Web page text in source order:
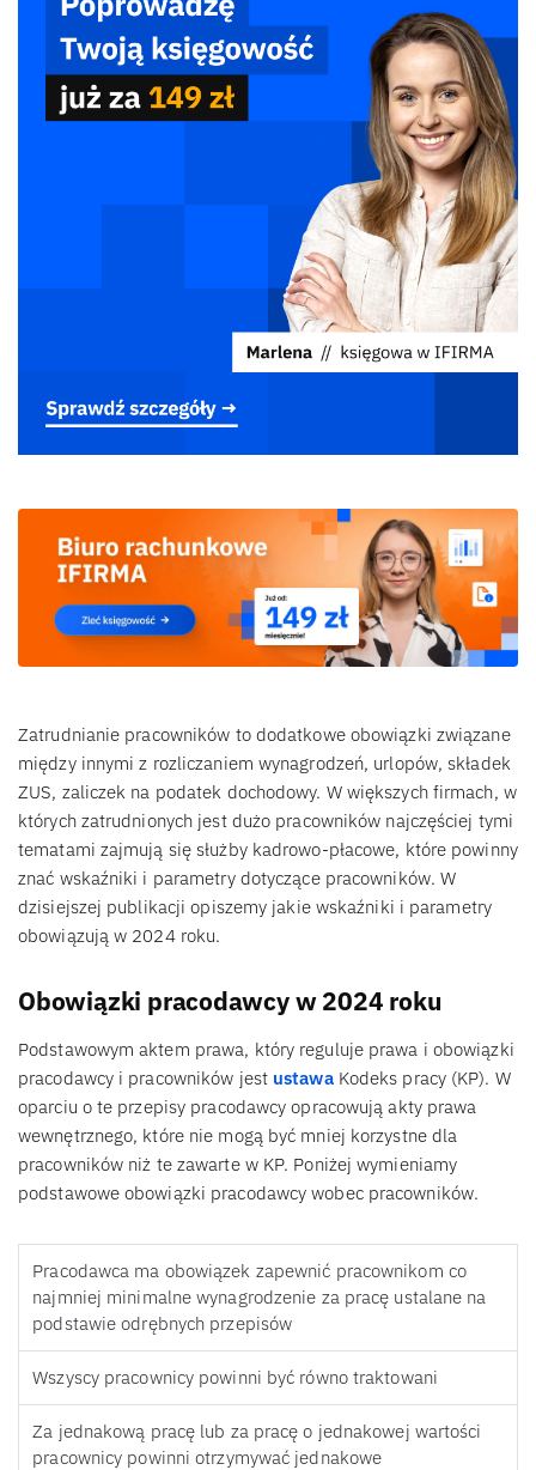
Zatrudnianie pracowników to dodatkowe obowiązki związane
między innymi z rozliczaniem wynagrodzeń, urlopów, składek
ZUS, zaliczek na podatek dochodowy. W większych firmach, w
których zatrudnionych jest dużo pracowników najczęściej tymi
tematami zajmują się służby kadrowo-płacowe, które powinny
znać wskaźniki i parametry dotyczące pracowników. W
dzisiejszej publikacji opiszemy jakie wskaźniki i parametry
obowiązują w 2024 roku.
Obowiązki pracodawcy w 2024 roku
Podstawowym aktem prawa, który reguluje prawa i obowiązki
pracodawcy i pracowników jest ustawa Kodeks pracy (KP). W
oparciu o te przepisy pracodawcy opracowują akty prawa
wewnętrznego, które nie mogą być mniej korzystne dla
pracowników niż te zawarte w KP. Poniżej wymieniamy
podstawowe obowiązki pracodawcy wobec pracowników.
Pracodawca ma obowiązek zapewnić pracownikom co
najmniej minimalne wynagrodzenie za pracę ustalane na
podstawie odrębnych przepisów
Wszyscy pracownicy powinni być równo traktowani
Za jednakową pracę lub za pracę o jednakowej wartości
pracownicy powinni otrzymywać jednakowe